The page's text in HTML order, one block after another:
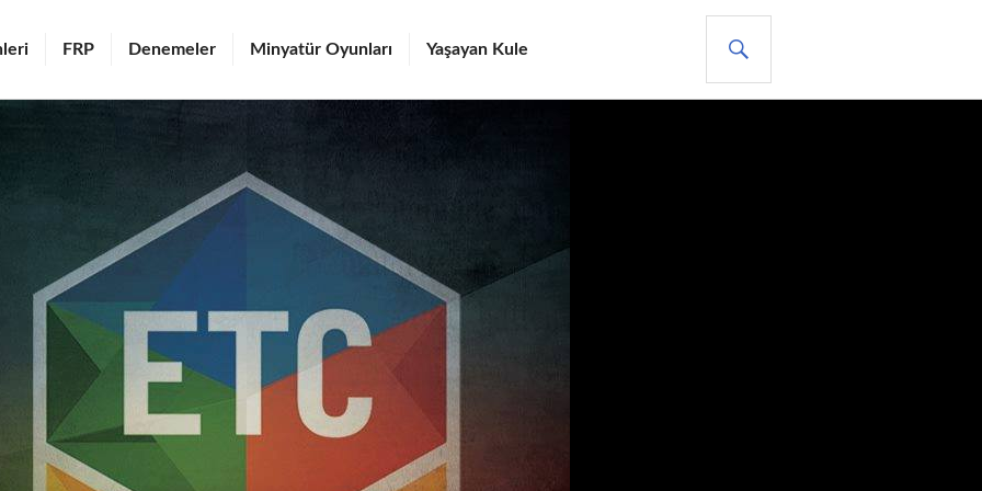
FRP Denemeler Minyatür Oyunları Yaşayan Kule